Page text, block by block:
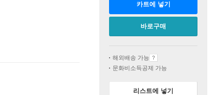
카트에 넣기
바로구매
해외배송 가능
문화비소득공제 가능
리스트에 넣기